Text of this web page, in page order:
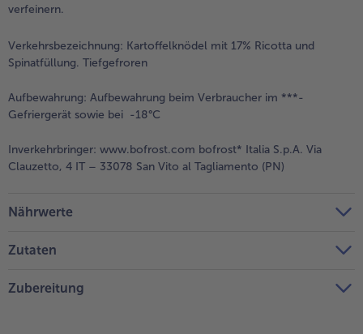
verfeinern.
Verkehrsbezeichnung: Kartoffelknödel mit 17% Ricotta und
Spinatfüllung. Tiefgefroren
Aufbewahrung: Aufbewahrung beim Verbraucher im ***-
Gefriergerät sowie bei -18°C
Inverkehrbringer: www.bofrost.com bofrost* Italia S.p.A. Via
Clauzetto, 4 IT – 33078 San Vito al Tagliamento (PN)
Nährwerte
Zutaten
Zubereitung